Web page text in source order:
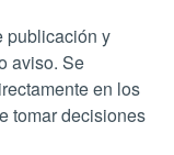
publicación y
aviso. Se
en los
tomar decisiones